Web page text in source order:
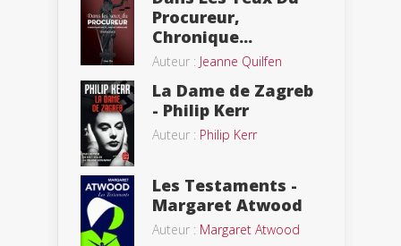
Procureur,
Chronique...
Auteur : Jeanne Quilfen
La Dame de Zagreb
- Philip Kerr
Auteur : Philip Kerr
Les Testaments -
Margaret Atwood
Auteur : Margaret Atwood